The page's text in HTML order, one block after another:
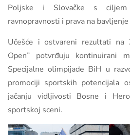
Poljske i Slovačke s ciljem
ravnopravnosti i prava na
Učešće i ostvareni rezultati na
Open” potvrđuju kontinuirani
Specijalne olimpijade BiH u
promociji sportskih potencijala
jačanju vidljivosti Bosne i
sportskoj sceni.